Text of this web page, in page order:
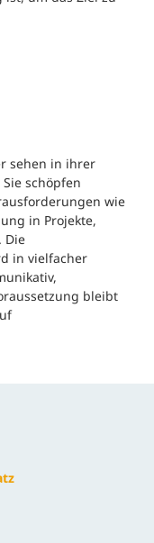
sehen in ihrer
schöpfen
wie
in Projekte,
Die
in vielfacher
bleibt